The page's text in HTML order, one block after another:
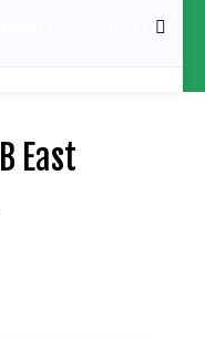
MICHEZO
East